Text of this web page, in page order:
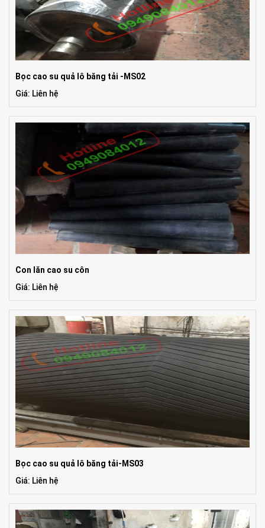
Bọc cao su quả lô băng tải -MS02
Giá: Liên hệ
Con lăn cao su côn
Giá: Liên hệ
Bọc cao su quả lô băng tải-MS03
Giá: Liên hệ